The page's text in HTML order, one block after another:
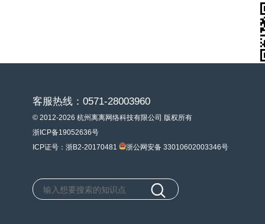
客服热线：0571-28003960
© 2012-2026 杭州离离网络科技有限公司 版权所有
浙ICP备19052636号
ICP证号：浙B2-20170481
浙公网安备 33010602003346号